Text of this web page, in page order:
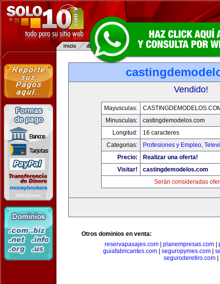
Vendido!
Mayusculas:
Minusculas:
castingdemodelos.com
Longitud:
16 caracteres
Categorias:
Profesiones y Empleo,
Precio:
Realizar una oferta!
Visitar!
castingdemodelos.com
Serán consideradas
Otros dominios en venta:
reservapasajes.com
planempresas.com
guiafabricantes.com| seguropymes.com|
seguroderetiro.com